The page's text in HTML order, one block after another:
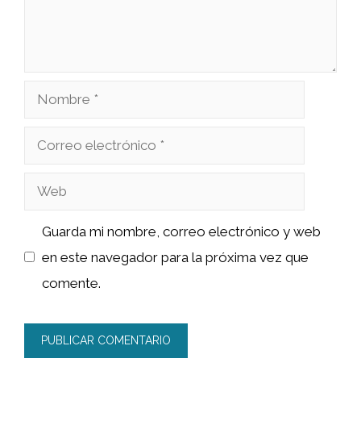
Nombre
Correo
Web
Guarda mi nombre, correo electrónico y web
en este navegador para la próxima vez que
comente.